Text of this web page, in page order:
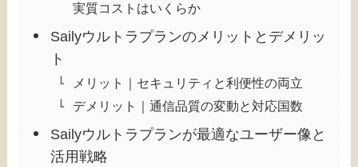
実質コストはいくらか
Sailyウルトラプランのメリットとデメリッ
ト
メリット｜セキュリティと利便性の両立
デメリット｜通信品質の変動と対応国数
Sailyウルトラプランが最適なユーザー像と
活用戦略